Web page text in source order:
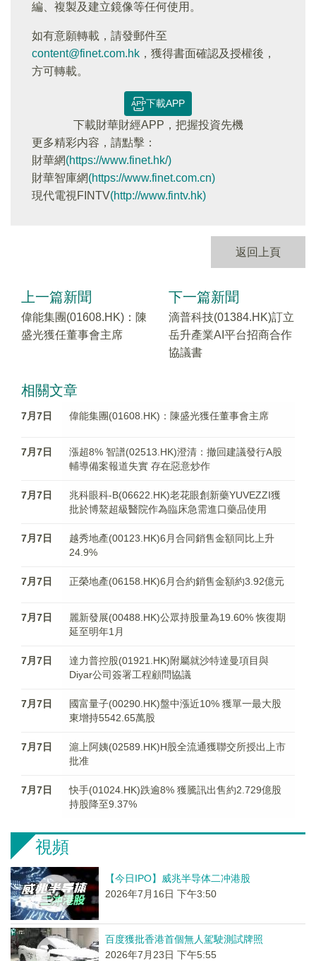
編、複製及建立鏡像等任何使用。
如有意願轉載，請發郵件至
content@finet.com.hk ，獲得書面確認及授權後，
方可轉載。
下載APP
下載財華財經APP，把握投資先機
更多精彩内容，請點擊：
財華網(https://www.finet.hk/)
財華智庫網(https://www.finet.com.cn)
現代電視FINTV(http://www.fintv.hk)
返回上頁
上一篇新聞
偉能集團(01608.HK)：陳
盛光獲任董事會主席
下一篇新聞
滴普科技(01384.HK)訂立
岳升產業AI平台招商合作
協議書
相關文章
7月7日 偉能集團(01608.HK)：陳盛光獲任董事會主席
7月7日
漲超8% 智譜(02513.HK)澄清：撤回建議發行A股
輔導備案報道失實 存在惡意炒作
7月7日
兆科眼科-B(06622.HK)老花眼創新藥YUVEZZI獲
批於博鰲超級醫院作為臨床急需進口藥品使用
7月7日
越秀地產(00123.HK)6月合同銷售金額同比上升
24.9%
7月7日 正榮地產(06158.HK)6月合約銷售金額約3.92億元
7月7日
麗新發展(00488.HK)公眾持股量為19.60% 恢復期
延至明年1月
7月7日
達力普控股(01921.HK)附屬就沙特達曼項目與
Diyar公司簽署工程顧問協議
7月7日
國富量子(00290.HK)盤中漲近10% 獲單一最大股
東增持5542.65萬股
7月7日
滬上阿姨(02589.HK)H股全流通獲聯交所授出上市
批准
7月7日
快手(01024.HK)跌逾8% 獲騰訊出售約2.729億股
持股降至9.37%
視頻
【今日IPO】威兆半导体二冲港股
2026年7月16日 下午3:50
百度獲批香港首個無人駕駛測試牌照
2026年7月23日 下午5:55